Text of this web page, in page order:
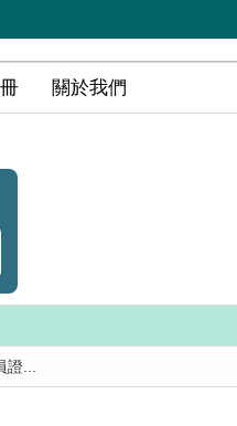
關於我們
...